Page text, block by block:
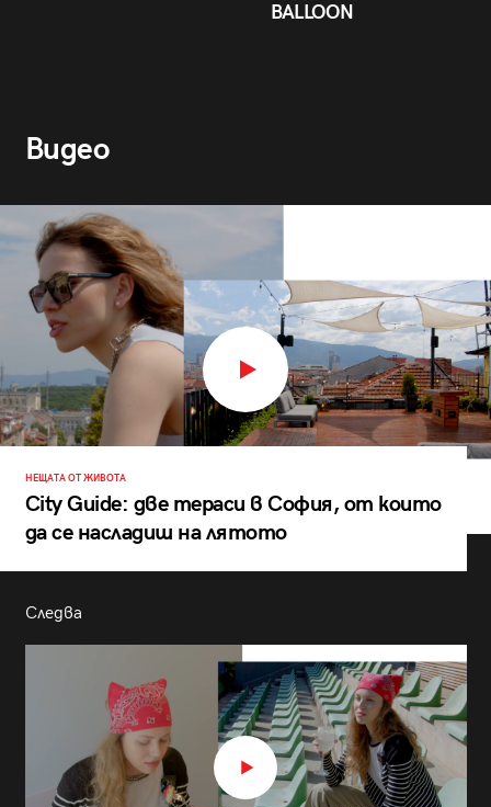
BALLOON
Видео
НЕЩАТА ОТ ЖИВОТА
City Guide: две тераси в София, от които
да се насладиш на лятото
Следва